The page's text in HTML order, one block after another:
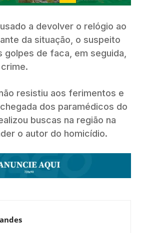
a devolver o relógio ao
da situação, o suspeito
de faca, em seguida,
resistiu aos ferimentos e
dos paramédicos do
buscas na região na
o autor do homicídio.